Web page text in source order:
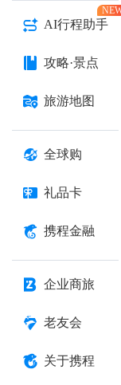
AI行程助手
攻略·景点
旅游地图
全球购
礼品卡
携程金融
企业商旅
老友会
关于携程